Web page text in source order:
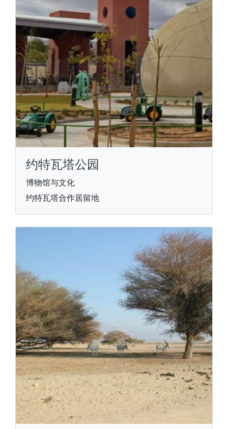
约特瓦塔公园
博物馆与文化
约特瓦塔合作居留地